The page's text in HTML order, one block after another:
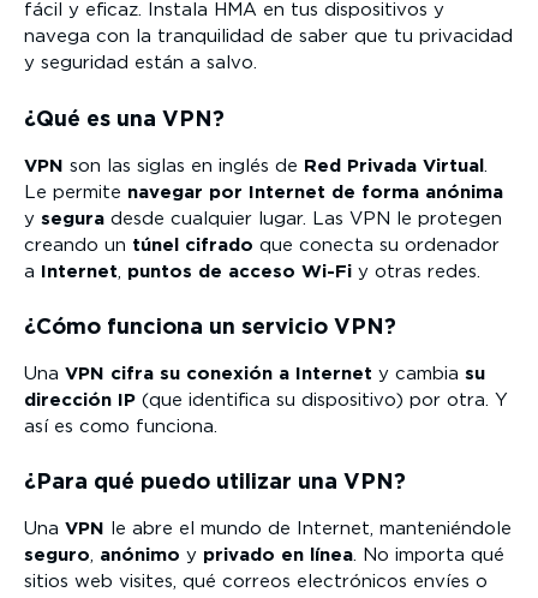
fácil y eficaz. Instala HMA en tus dispositivos y
navega con la tranquilidad de saber que tu privacidad
y seguridad están a salvo.
¿Qué es una VPN?
VPN son las siglas en inglés de Red Privada Virtual
Le permite navegar por Internet de forma anónima
y segura desde cualquier lugar. Las VPN le protegen
creando un túnel cifrado que conecta su ordenador
a Internet puntos de acceso Wi-Fi y otras redes.
¿Cómo funciona un servicio VPN?
Una VPN cifra su conexión a Internet y cambia su
dirección IP (que identifica su dispositivo) por otra. Y
así es como funciona.
¿Para qué puedo utilizar una VPN?
Una VPN
le abre el mundo de Internet, manteniéndole
seguro, anónimo y privado en línea. No importa qué
sitios web visites, qué correos electrónicos envíes o